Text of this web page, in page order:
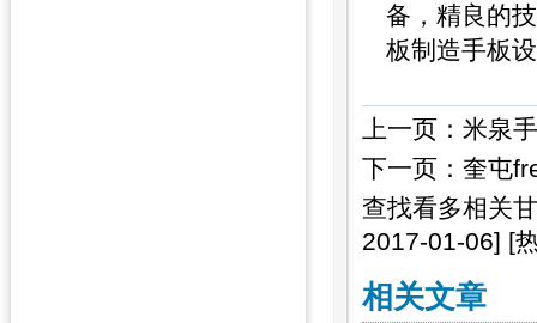
备，精良的
板制造手板
上一页： 米泉
下一页： 奎屯
查找看多相关
2017-01-06] [
相关文章